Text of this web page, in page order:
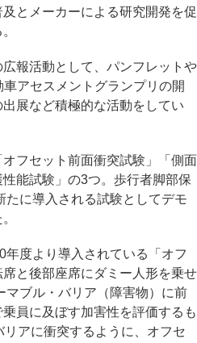
とメーカーによる研究開発を促
報活動として、パンフレットや
アセスメントグランプリの開
展など積極的な活動をしてい
フセット前面衝突試験」「側面
能試験」の3つ。歩行者脚部保
に導入される試験としてデモ
度より導入されている「オフ
と後部座席にダミー人形を乗せ
マブル・バリア（障害物）に前
員に及ぼす加害性を評価するも
アに衝突するように、オフセ